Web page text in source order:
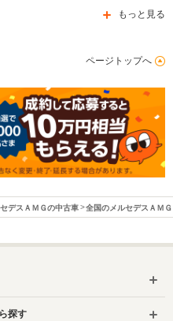
もっと見る
ページトップへ
セデスＡＭＧの中古車 全国のメルセデスＡＭＧ
探す